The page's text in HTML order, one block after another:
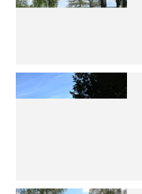
äärellä
ja